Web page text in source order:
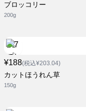
ブロッコリー
200g
¥188(税込¥203.04)
カットほうれん草
150g